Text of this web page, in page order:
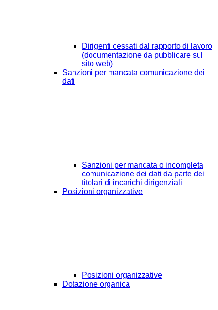
Dirigenti cessati dal rapporto di lavoro
(documentazione da pubblicare sul
sito web)
Sanzioni per mancata comunicazione dei
dati
Sanzioni per mancata o incompleta
comunicazione dei dati da parte dei
titolari di incarichi dirigenziali
Posizioni organizzative
Posizioni organizzative
Dotazione organica